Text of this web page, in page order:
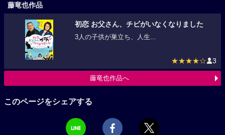
藤竜也作品
初恋 お父さん、チビがいなくなりました
3人の子供が巣立ち、人生...
★★★★☆ 3
藤竜也作品へ
このページをシェアする